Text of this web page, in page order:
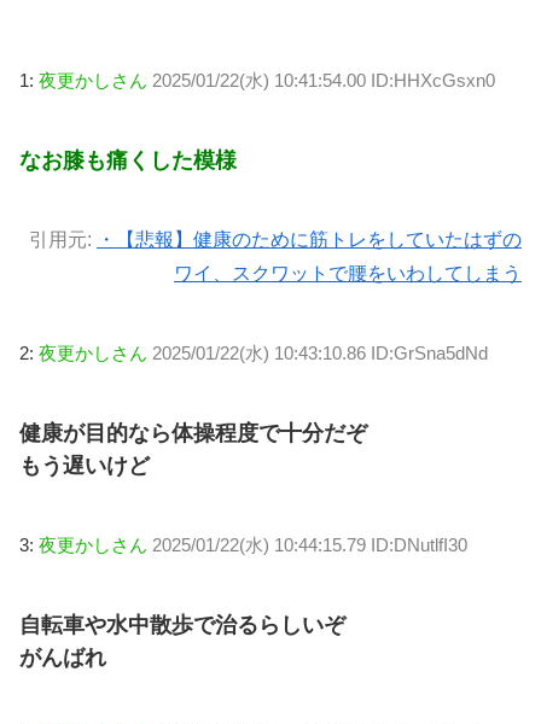
1: 夜更かしさん 2025/01/22(水) 10:41:54.00 ID:HHXcGsxn0
なお膝も痛くした模様
引用元:
・【悲報】健康のために筋トレをしていたはずの
ワイ、スクワットで腰をいわしてしまう
2: 夜更かしさん 2025/01/22(水) 10:43:10.86 ID:GrSna5dNd
健康が目的なら体操程度で十分だぞ
もう遅いけど
3: 夜更かしさん 2025/01/22(水) 10:44:15.79 ID:DNutlfI30
自転車や水中散歩で治るらしいぞ
がんばれ